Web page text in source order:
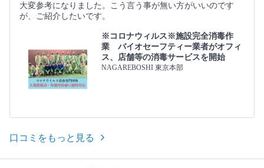
大変参考になりました。こう言う事が無い方がいいのです
が、ご紹介したいです。
※コロナウィルス※施設完全消毒作
業 バイオセーフティー業者がオフィ
ス、店舗等の消毒サービスを開始
NAGAREBOSHI 東京本部
口コミをもっと見る